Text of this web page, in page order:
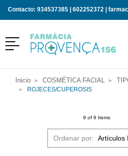
Contacto: 934537385| 602252372|
Menú
Inicio COSMÉTICA FACIAL
ROJECES/CUPEROSIS
9 of 9 Items
Ordenar por: